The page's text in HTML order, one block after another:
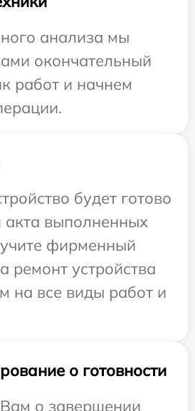
анализа мы
окончательный
работ и начнем
будет готово
акта выполненных
фирменный
ремонт устройства
на все виды работ и
о готовности
о завершении